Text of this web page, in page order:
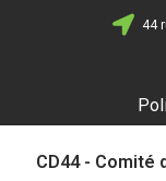
44
CD44 - Comité